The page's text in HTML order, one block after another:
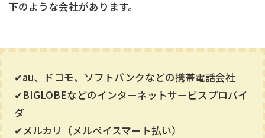
下のような会社があります。
✔au、ドコモ、ソフトバンクなどの携帯電話会社
✔BIGLOBEなどのインターネットサービスプロバイ
ダ
✔メルカリ（メルペイスマート払い）